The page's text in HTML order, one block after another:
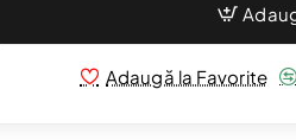
Adaugă la Favorite